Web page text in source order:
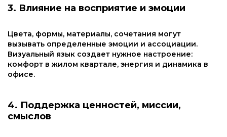
3. Влияние на восприятие и эмоции
Цвета, формы, материалы, сочетания могут
вызывать определенные эмоции и ассоциации.
Визуальный язык создает нужное настроение:
комфорт в жилом квартале, энергия и динамика в
офисе.
4. Поддержка ценностей, миссии,
смыслов